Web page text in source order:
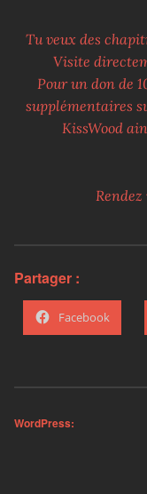
Tu veux des
Visite
Pour un don de
supplémentaires
KissWood
Partager :
Facebook
WordPress: